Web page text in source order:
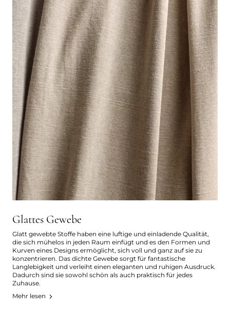
Glattes Gewebe
Glatt gewebte Stoffe haben eine luftige und einladende Qualität,
die sich mühelos in jeden Raum einfügt und es den Formen und
Kurven eines Designs ermöglicht, sich voll und ganz auf sie zu
konzentrieren. Das dichte Gewebe sorgt für fantastische
Langlebigkeit und verleiht einen eleganten und ruhigen Ausdruck.
Dadurch sind sie sowohl schön als auch praktisch für jedes
Zuhause.
Mehr lesen